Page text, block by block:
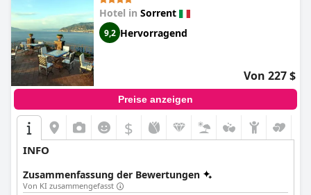
Hotel in Sorrent
9,2 Hervorragend
Von 227 $
Preise anzeigen
$
INFO
Zusammenfassung der Bewertungen
Von KI zusammengefasst